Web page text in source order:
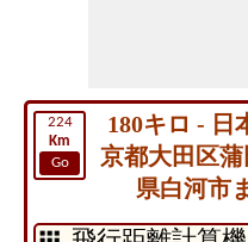
224
Km
Go
180キロ - 日
京都大田区
県白河市